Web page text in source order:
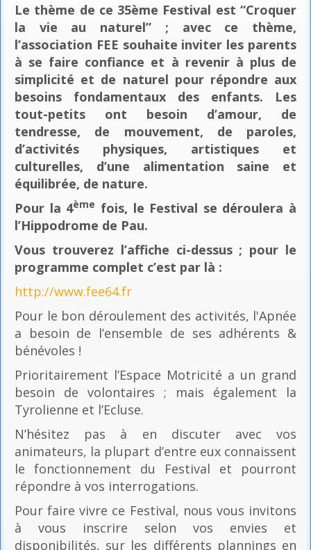
Le thème de ce 35ème Festival est “Croquer
la vie au naturel” ; avec ce thème,
l’association FEE souhaite inviter les parents
à se faire confiance et à revenir à plus de
simplicité et de naturel pour répondre aux
besoins fondamentaux des enfants. Les
tout-petits ont besoin d’amour, de
tendresse, de mouvement, de paroles,
d’activités physiques, artistiques et
culturelles, d’une alimentation saine et
équilibrée, de nature.
Pour la 4ème fois, le Festival se déroulera à
l’Hippodrome de Pau.
Vous trouverez l’affiche ci-dessus ; pour le
programme complet c’est par là :
http://www.fee64.fr
Pour le bon déroulement des activités, l'Apnée
a besoin de l’ensemble de ses adhérents &
bénévoles !
Prioritairement l’Espace Motricité a un grand
besoin de volontaires ; mais également la
Tyrolienne et l’Ecluse.
N’hésitez pas à en discuter avec vos
animateurs, la plupart d’entre eux connaissent
le fonctionnement du Festival et pourront
répondre à vos interrogations.
Pour faire vivre ce Festival, nous vous invitons
à vous inscrire selon vos envies et
disponibilités, sur les différents plannings en